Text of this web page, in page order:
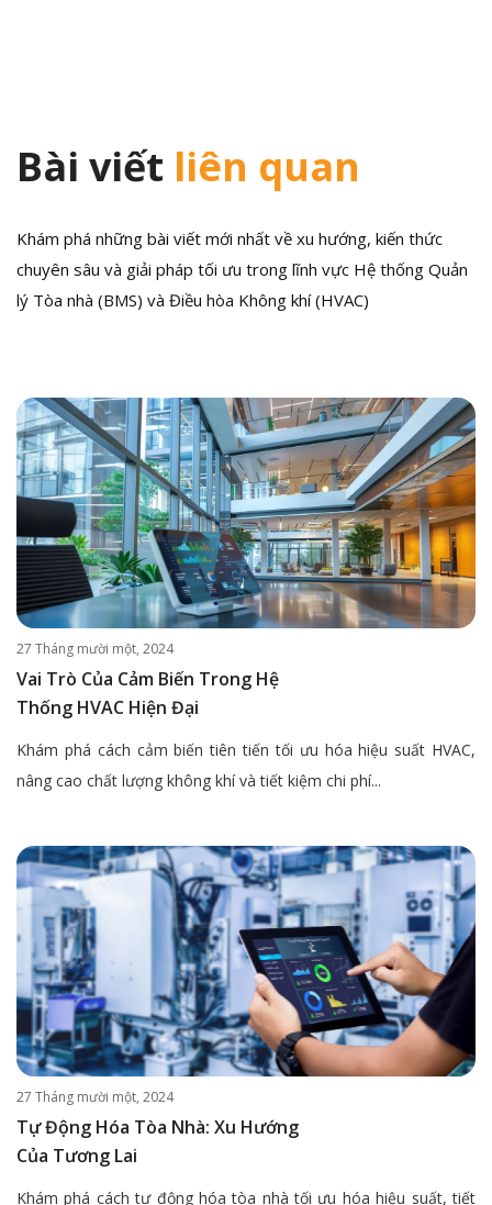
Bài viết liên quan
Khám phá những bài viết mới nhất về xu hướng, kiến thức
chuyên sâu và giải pháp tối ưu trong lĩnh vực Hệ thống Quản
lý Tòa nhà (BMS) và Điều hòa Không khí (HVAC)
27 Tháng mười một, 2024
Vai Trò Của Cảm Biến Trong Hệ
Thống HVAC Hiện Đại
Khám phá cách cảm biến tiên tiến tối ưu hóa hiệu suất HVAC,
nâng cao chất lượng không khí và tiết kiệm chi phí...
27 Tháng mười một, 2024
Tự Động Hóa Tòa Nhà: Xu Hướng
Của Tương Lai
Khám phá cách tự động hóa tòa nhà tối ưu hóa hiệu suất, tiết